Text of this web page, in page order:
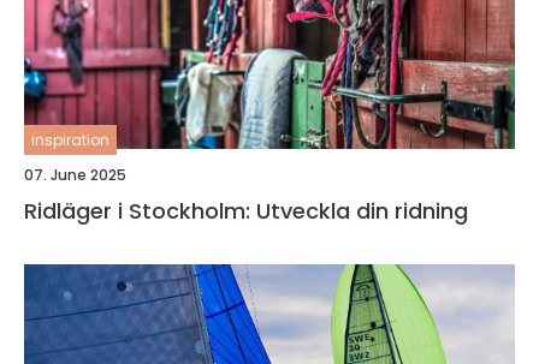
inspiration
07. June 2025
Ridläger i Stockholm: Utveckla din ridning